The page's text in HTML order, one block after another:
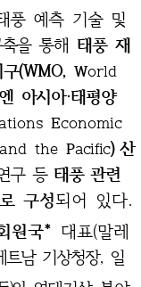
풍 예측 기술 및
을통해 태풍 재
구(WMO,World
아시아·태평양
Economic
thePacific)산
구 등 태풍 관련
구성되어 있다.
원국* 대표(말레
트남 기상청장, 일